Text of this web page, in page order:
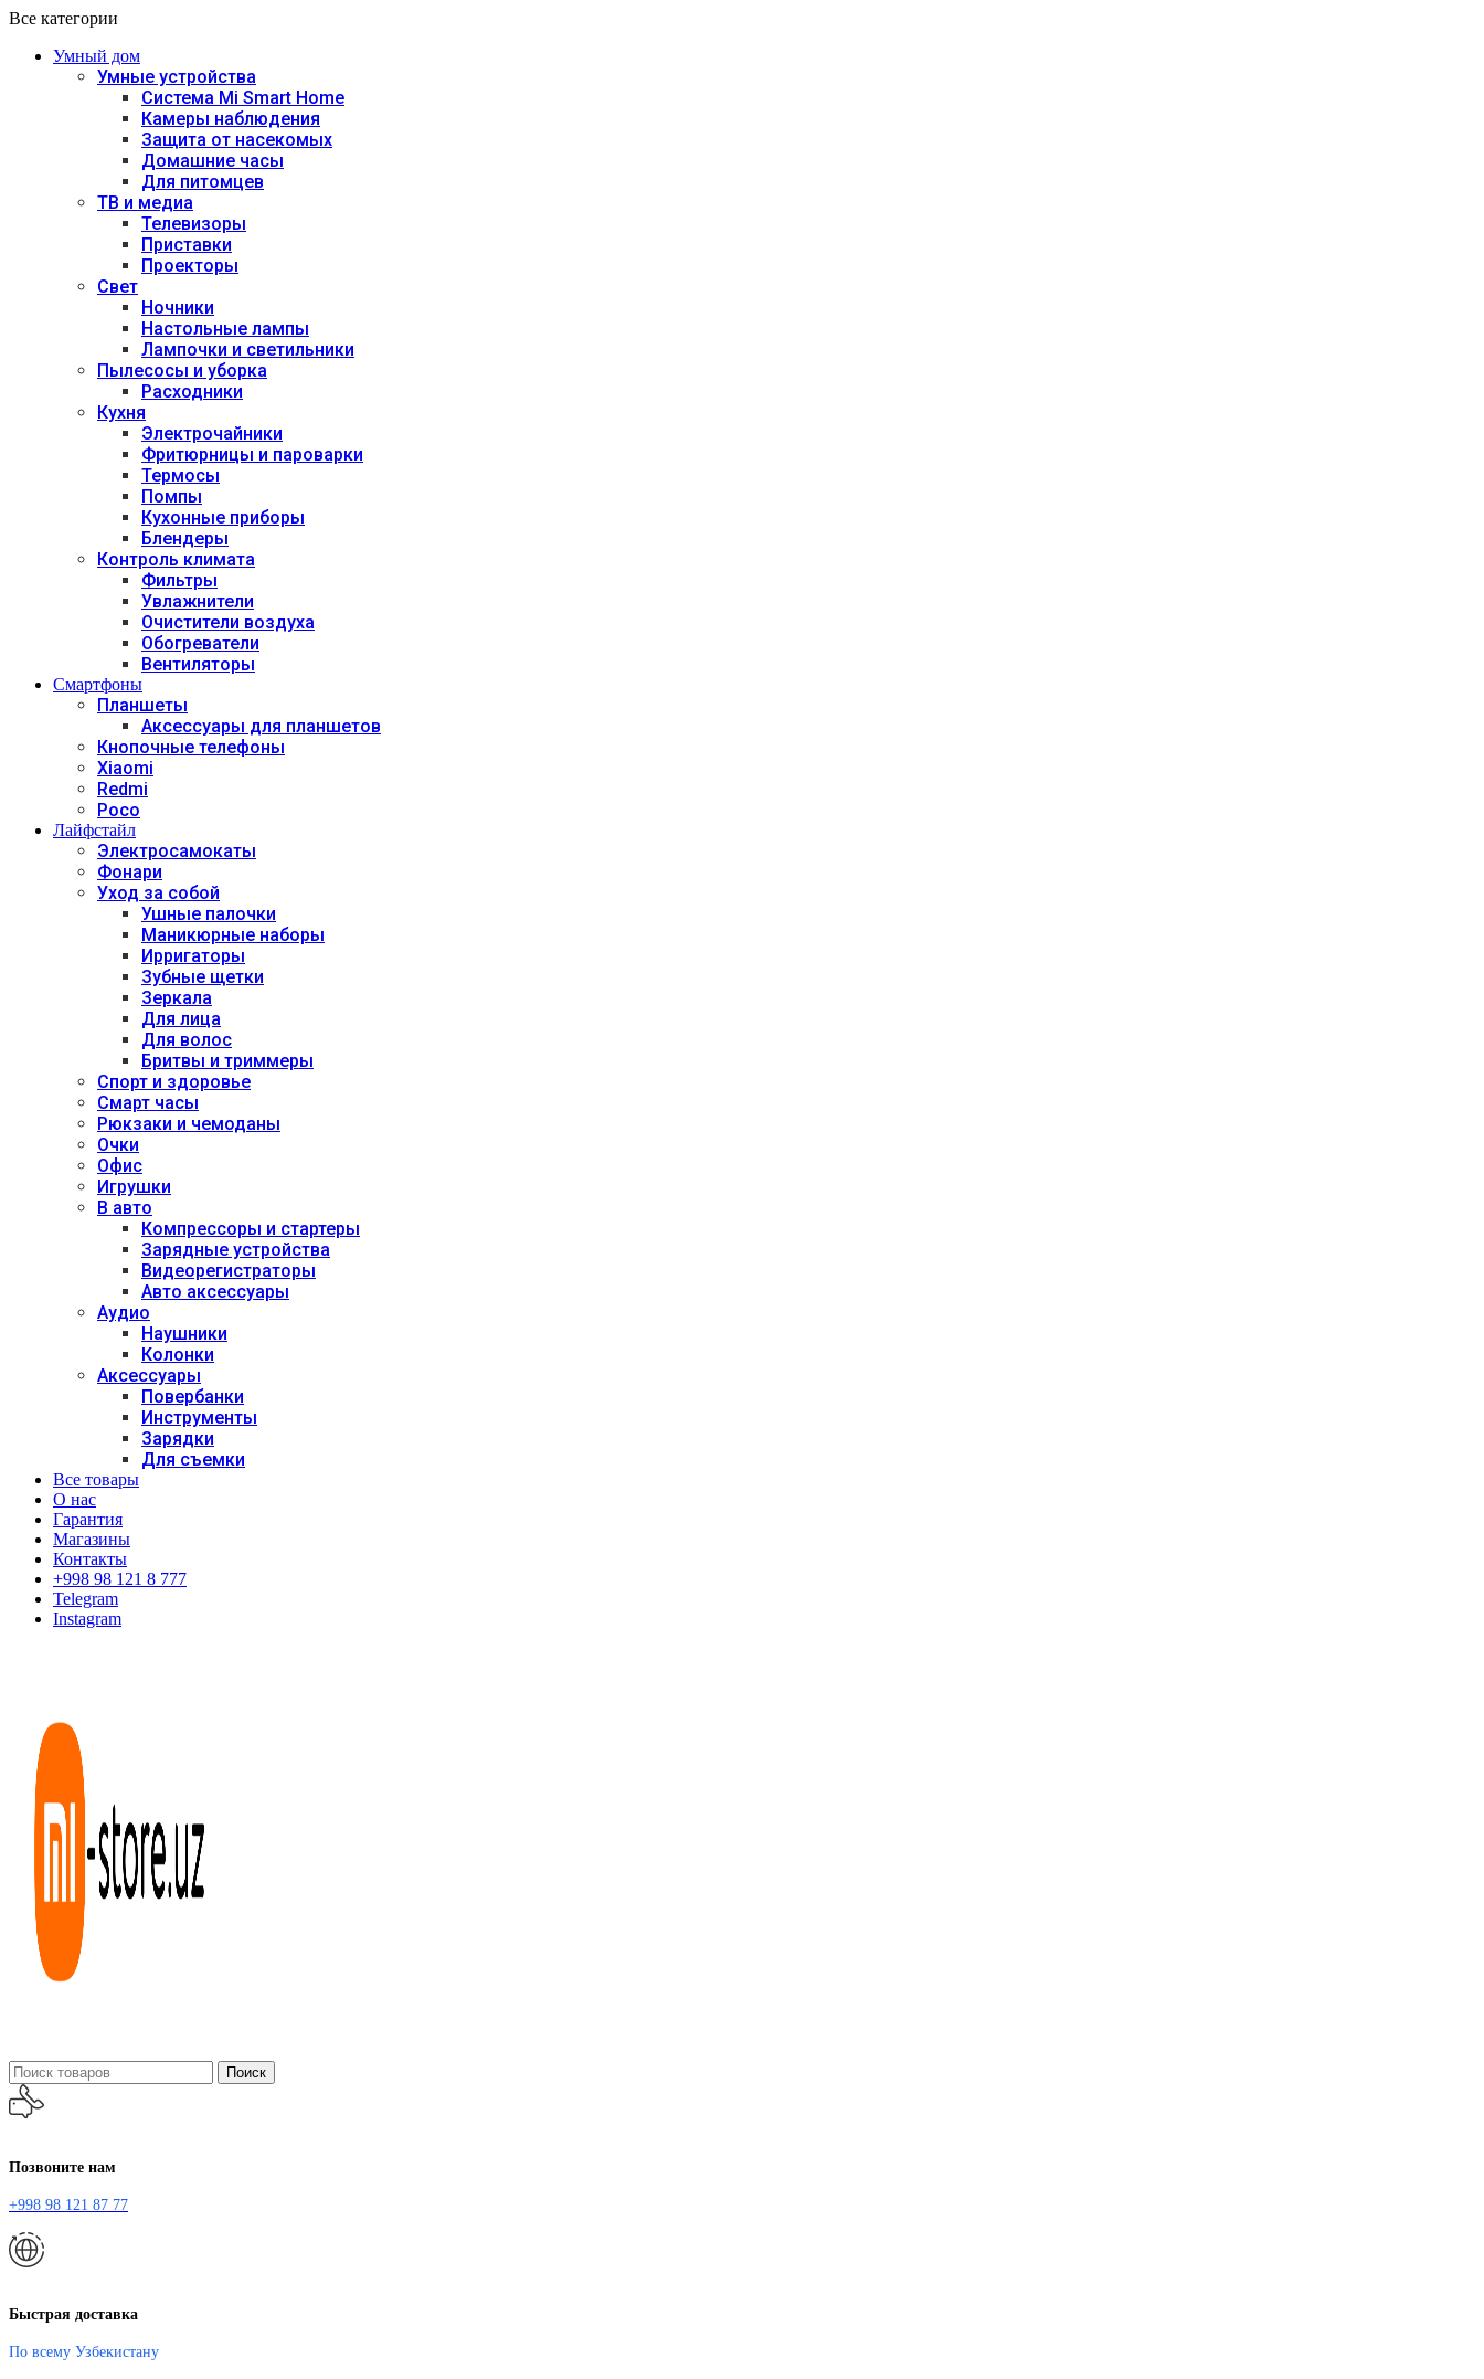
Все категории
Умный дом
Умные устройства
Система Mi Smart Home
Камеры наблюдения
Защита от насекомых
Домашние часы
Для питомцев
ТВ и медиа
Телевизоры
Приставки
Проекторы
Свет
Ночники
Настольные лампы
Лампочки и светильники
Пылесосы и уборка
Расходники
Кухня
Электрочайники
Фритюрницы и пароварки
Термосы
Помпы
Кухонные приборы
Блендеры
Контроль климата
Фильтры
Увлажнители
Очистители воздуха
Обогреватели
Вентиляторы
Смартфоны
Планшеты
Аксессуары для планшетов
Кнопочные телефоны
Xiaomi
Redmi
Poco
Лайфстайл
Электросамокаты
Фонари
Уход за собой
Ушные палочки
Маникюрные наборы
Ирригаторы
Зубные щетки
Зеркала
Для лица
Для волос
Бритвы и триммеры
Спорт и здоровье
Смарт часы
Рюкзаки и чемоданы
Очки
Офис
Игрушки
В авто
Компрессоры и стартеры
Зарядные устройства
Видеорегистраторы
Авто аксессуары
Аудио
Наушники
Колонки
Аксессуары
Повербанки
Инструменты
Зарядки
Для съемки
Все товары
О нас
Гарантия
Магазины
Контакты
+998 98 121 8 777
Telegram
Instagram
Поиск
Позвоните нам
+998 98 121 87 77
Быстрая доставка
По всему Узбекистану